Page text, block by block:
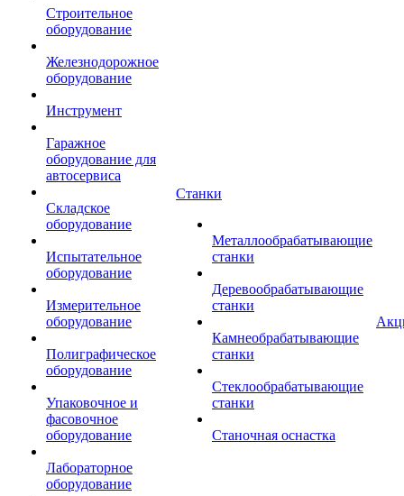
Строительное
оборудование
Железнодорожное
оборудование
Инструмент
Гаражное
оборудование для
автосервиса
Складское
оборудование
Испытательное
оборудование
Измерительное
оборудование
Полиграфическое
оборудование
Упаковочное и
фасовочное
оборудование
Лабораторное
оборудование
Станки
Металлообрабатывающие
станки
Деревообрабатывающие
станки
Камнеобрабатывающие
станки
Стеклообрабатывающие
станки
Станочная оснастка